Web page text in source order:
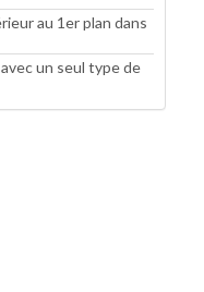
au 1er plan dans
un seul type de